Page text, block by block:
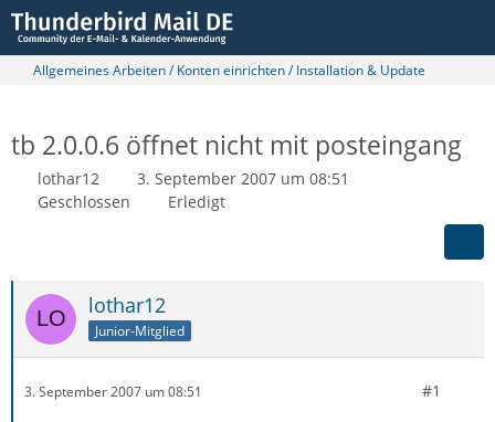
Allgemeines Arbeiten / Konten einrichten / Installation & Update
tb 2.0.0.6 öffnet nicht mit posteingang
lothar12
3. September 2007 um 08:51
Geschlossen
Erledigt
lothar12
Junior-Mitglied
3. September 2007 um 08:51 #1